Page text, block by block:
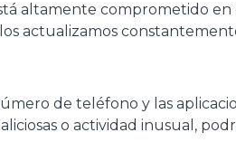
altamente comprometido
los actualizamos
de teléfono y las
o actividad inusual,